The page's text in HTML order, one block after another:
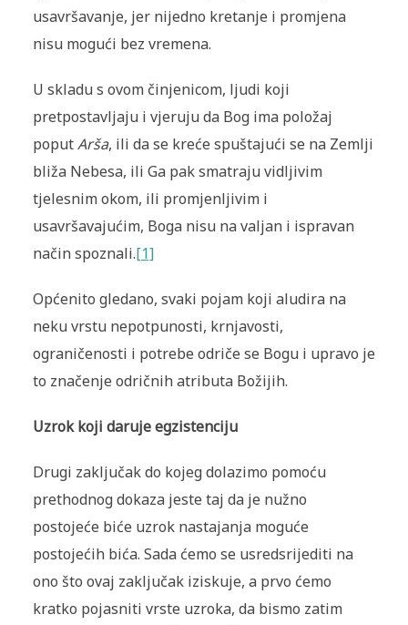
usavršavanje, jer nijedno kretanje i promjena
nisu mogući bez vremena.
U skladu s ovom činjenicom, ljudi koji
pretpostavljaju i vjeruju da Bog ima položaj
poputArša, ili da se kreće spuštajući se na Zemlji
bliža Nebesa, ili Ga pak smatraju vidljivim
tjelesnim okom, ili promjenljivim i
usavršavajućim, Boga nisu na valjan i ispravan
način spoznali.[1]
Općenito gledano, svaki pojam koji aludira na
neku vrstu nepotpunosti, krnjavosti,
ograničenosti i potrebe odriče se Bogu i upravo je
to značenje odričnih atributa Božijih.
Uzrok koji daruje egzistenciju
Drugi zaključak do kojeg dolazimo pomoću
prethodnog dokaza jeste taj da je nužno
postojeće biće uzrok nastajanja moguće
postojećih bića. Sada ćemo se usredsrijediti na
ono što ovaj zaključak iziskuje, a prvo ćemo
kratko pojasniti vrste uzroka, da bismo zatim